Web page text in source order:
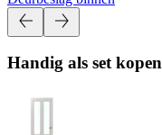
Handig als set kopen